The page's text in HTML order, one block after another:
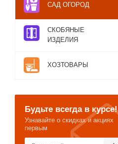
САД ОГОРОД
СКОБЯНЫЕ
ИЗДЕЛИЯ
ХОЗТОВАРЫ
Будьте всегда в курсе!
Узнавайте о скидках и акциях
первым